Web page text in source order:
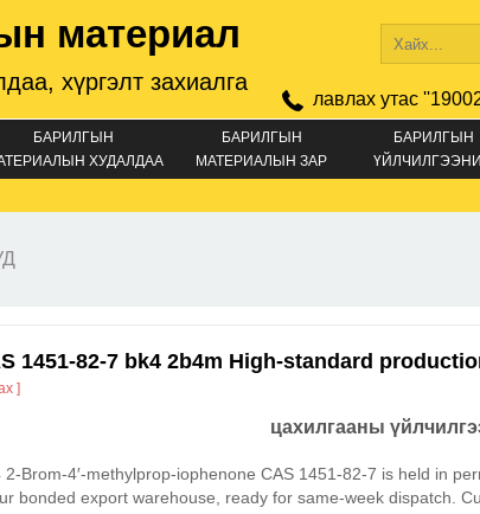
материал
хүргэлт захиалга
лавлах утас
БАРИЛГЫН
ХУДАЛДАА
БАРИЛГЫН
МАТЕРИАЛЫН ЗАР
БАРИЛГЫН
1451-82-7 bk4 2b4m High-standard
]
цахилгааны
2-Brom-4′-methylprop-iophenone CAS 1451-82-7 is held in
bonded export warehouse, ready for same-week dispatch.